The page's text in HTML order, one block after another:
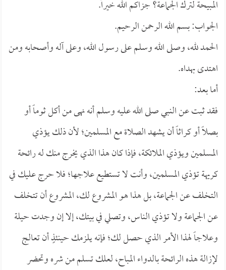
المبيحة لترك الجماعة؟ جزاكم الله خيراً.
الجواب: بسم الله الرحمن الرحيم.
الحمد لله، وصلى الله وسلم على رسول الله، وعلى آله وأصحابه ومن
اهتدى بهداه.
أما بعد:
فقد ثبت عن النبي صلى الله عليه وسلم أنه نهى من أكل ثوماً أو
بصلاً أو كراثاً أن يشهد الصلاة مع المسلمين؛ لأن ذلك يؤذي
المسلمين ويؤذي الملائكة، فإذا كان هذا الذي يخرج منك له رائحة
كريهة تؤذي المسلمين، وأنت لا تستطيع علاجها؛ فلا حرج عليك في
التخلف عن الجماعة، بل هذا هو المشروع لك، المشروع أن تتخلف
عن الجماعة ولا تؤذي الناس، وتصلي في بيتك، إلا إن وجدت حيلة
وعلاجاً لهذا الأمر الذي حصل لك؛ فإنه يلزمك حينئذٍ أن تعالج
لإزالة هذه الرائحة بالدواء المباح، لعلك تسلم من شره وتحضر